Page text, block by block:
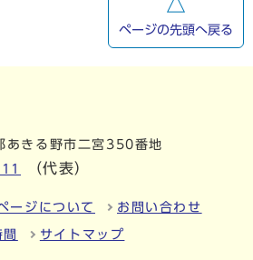
ページの先頭へ戻る
あきる野市二宮350番地
（代表）
ージについて お問い合わせ
サイトマップ